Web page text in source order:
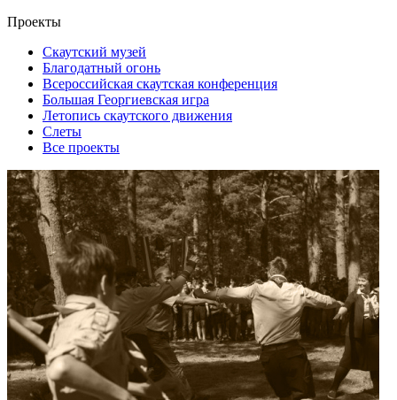
Проекты
Скаутский музей
Благодатный огонь
Всероссийская скаутская конференция
Большая Георгиевская игра
Летопись скаутского движения
Слеты
Все проекты